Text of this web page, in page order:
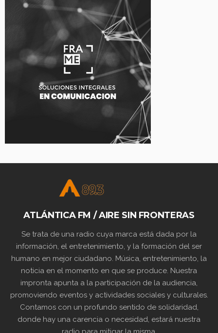
ATLÁNTICA FM / AIRE SIN FRONTERAS
Se trata de una radio cuya marca está dada por la
información, el entretenimiento, y la formación del ser
humano en mejor ciudadano. Música, entretenimiento, la
noticia en el momento en que se produce. Nuestra
impronta apunta a la participación de la audiencia,
promoviendo eventos y actividades sociales y culturales.
Contamos con un profundo sentido de solidaridad,
donde hay una carencia o necesidad, estará nuestra